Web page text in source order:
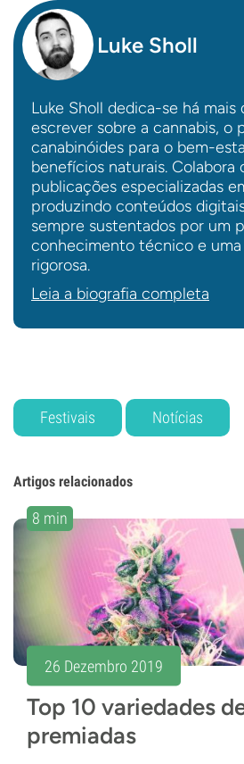
Luke Sholl
Luke Sholl dedica-se há mais
escrever sobre a cannabis, o
canabinóides para o bem-
benefícios naturais. Colabora
publicações especializadas
produzindo conteúdos
sempre sustentados por um
conhecimento técnico e uma
rigorosa.
Leia a biografia completa
Festivais Notícias
Artigos relacionados
8 min
26 Dezembro 2019
Top 10 variedades
premiadas